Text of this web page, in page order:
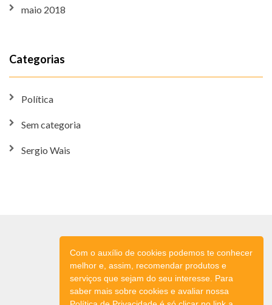
maio 2018
Categorias
Política
Sem categoria
Sergio Wais
Com o auxílio de cookies podemos te conhecer
melhor e, assim, recomendar produtos e
serviços que sejam do seu interesse. Para
saber mais sobre cookies e avaliar nossa